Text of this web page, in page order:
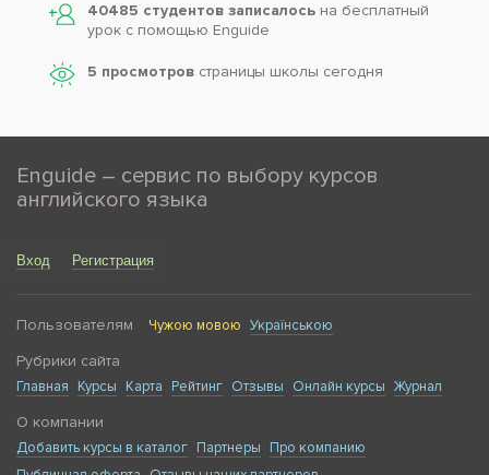
40485 студентов записалось на бесплатный
урок с помощью Enguide
5 просмотров страницы школы сегодня
Enguide – сервис по выбору курсов
английского языка
Вход Регистрация
Пользователям Чужою мовою Українською
Рубрики сайта
Главная Курсы Карта Рейтинг Отзывы Онлайн курсы Журнал
О компании
Добавить курсы в каталог Партнеры
Про компанию